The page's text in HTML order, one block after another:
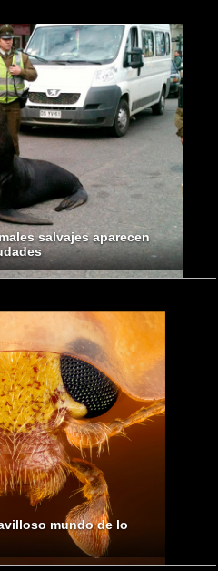
salvajes aparecen
mundo de lo